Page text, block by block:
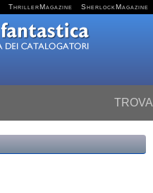
ThrillerMagazine SherlockMagazine
TROVA